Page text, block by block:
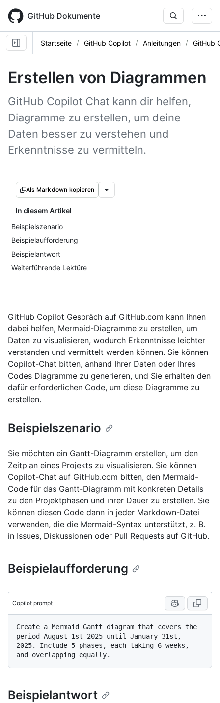
main
content
GitHub Dokumente
Startseite GitHub Copilot Anleitungen GitHub
Erstellen von Diagrammen
GitHub Copilot Chat kann dir helfen,
Diagramme zu erstellen, um deine
Daten besser zu verstehen und
Erkenntnisse zu vermitteln.
Als Markdown kopieren
In diesem Artikel
Beispielszenario
Beispielaufforderung
Beispielantwort
Weiterführende Lektüre
GitHub Copilot Gespräch auf GitHub.com kann Ihnen
dabei helfen, Mermaid-Diagramme zu erstellen, um
Daten zu visualisieren, wodurch Erkenntnisse leichter
verstanden und vermittelt werden können. Sie können
Copilot-Chat bitten, anhand Ihrer Daten oder Ihres
Codes Diagramme zu generieren, und Sie erhalten den
dafür erforderlichen Code, um diese Diagramme zu
erstellen.
Beispielszenario
Sie möchten ein Gantt-Diagramm erstellen, um den
Zeitplan eines Projekts zu visualisieren. Sie können
Copilot-Chat auf GitHub.com bitten, den Mermaid-
Code für das Gantt-Diagramm mit konkreten Details
zu den Projektphasen und ihrer Dauer zu erstellen. Sie
können diesen Code dann in jeder Markdown-Datei
verwenden, die die Mermaid-Syntax unterstützt, z. B.
in Issues, Diskussionen oder Pull Requests auf GitHub.
Beispielaufforderung
Copilot prompt
Create a Mermaid Gantt diagram that covers the
period August 1st 2025 until January 31st,
2025. Include 5 phases, each taking 6 weeks,
Beispielantwort